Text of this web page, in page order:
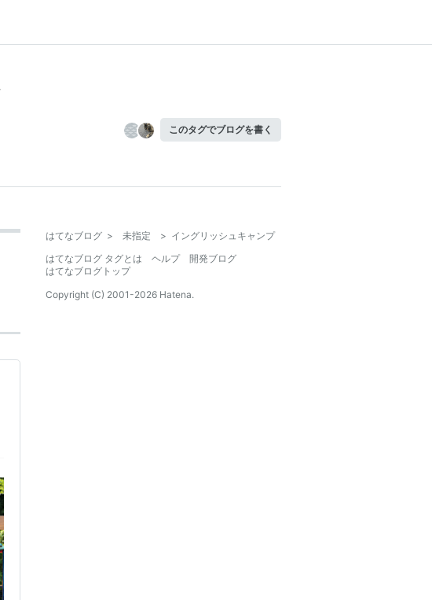
このタグでブログを書く
はてなブログ > 未指定 > イングリッシュキャンプ
はてなブログ タグとは
ヘルプ
開発ブログ
はてなブログトップ
Copyright (C) 2001-2026 Hatena.